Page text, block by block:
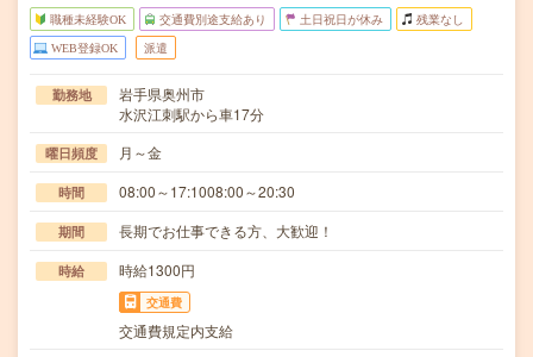
職種未経験OK 交通費別途支給あり 土日祝日が休み 残業なし
WEB登録OK 派遣
勤務地
岩手県奥州市
水沢江刺駅から車17分
曜日頻度 月～金
時間 08:00～17:1008:00～20:30
期間 長期でお仕事できる方、大歓迎！
時給 時給1300円
交通費
交通費規定内支給